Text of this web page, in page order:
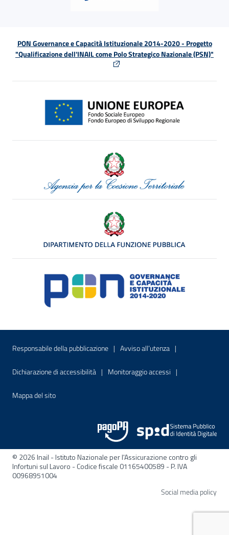
PON Governance e Capacità Istituzionale 2014-2020 - Progetto
"Qualificazione dell'INAIL come Polo Strategico Nazionale (PSN)"
Menu di servizio
Responsabile della pubblicazione Sito interno - Apre in una nuova
Avviso all’utenza Sito interno -
Dichiarazione di accessibilità Sito interno - Apre in una nuova finestra
Monitoraggio accessi Sito interno -
Mappa del sitoSito interno - Apre nella stessa finestra
© 2026 Inail - Istituto Nazionale per l'Assicurazione contro gli
Infortuni sul Lavoro - Codice fiscale 01165400589 - P. IVA
00968951004
Social media policy